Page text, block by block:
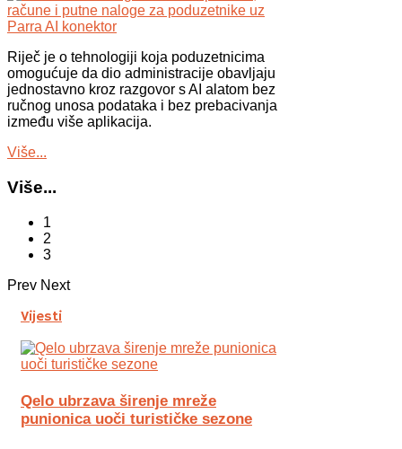
Riječ je o tehnologiji koja poduzetnicima
omogućuje da dio administracije obavljaju
jednostavno kroz razgovor s AI alatom bez
ručnog unosa podataka i bez prebacivanja
između više aplikacija.
Više...
Više...
1
2
3
Prev Next
Vijesti
Qelo ubrzava širenje mreže
punionica uoči turističke sezone